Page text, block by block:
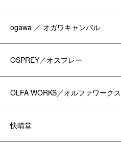
ogawa ／ オガワキャンパル
OSPREY／オスプレー
OLFA WORKS／オルファワークス
快晴堂